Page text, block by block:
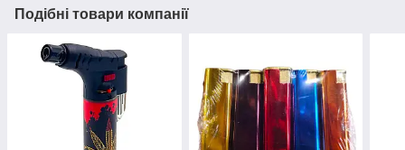
Подібні товари компанії